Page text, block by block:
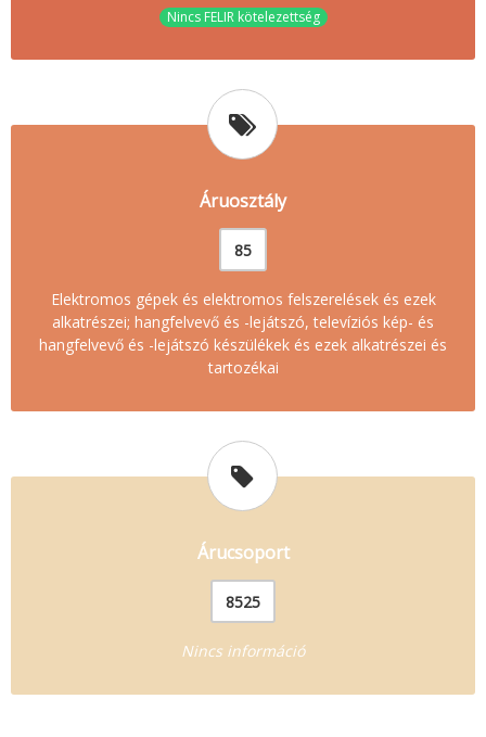
Nincs FELIR kötelezettség
Áruosztály
85
Elektromos gépek és elektromos felszerelések és ezek
alkatrészei; hangfelvevő és -lejátszó, televíziós kép- és
hangfelvevő és -lejátszó készülékek és ezek alkatrészei és
tartozékai
Árucsoport
8525
Nincs információ